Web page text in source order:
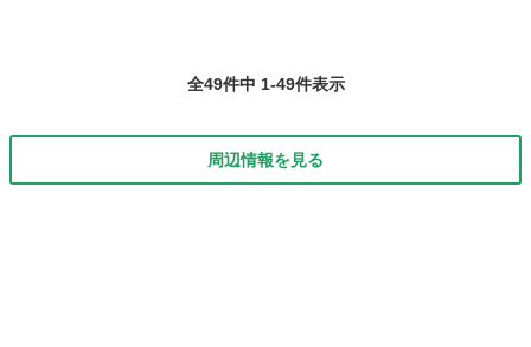
全49件中 1-49件表示
周辺情報を見る